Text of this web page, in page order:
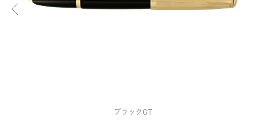
ブラックGT